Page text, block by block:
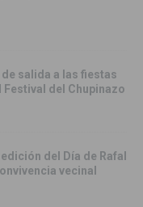
salida a las fiestas
Festival del Chupinazo
del Día de Rafal
vecinal